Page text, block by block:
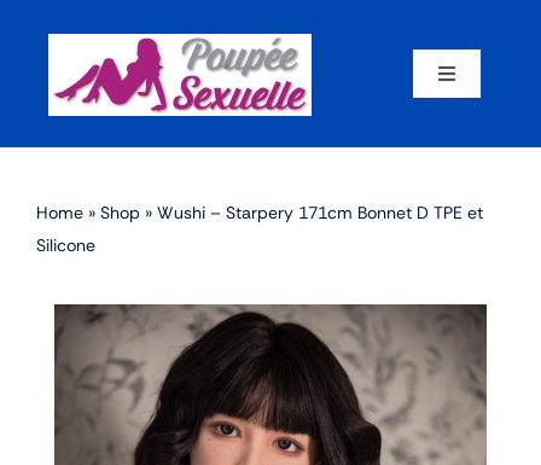
content
Toggle
Par corps
Par matériaux
Home » Shop » Wushi – Starpery 171cm Bonnet D TPE et
Silicone